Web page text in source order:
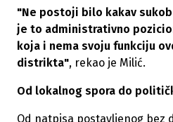
"Ne postoji bilo kakav
je to administrativno
koja i nema svoju funkciju
distrikta", rekao je Milić.
Od lokalnog spora do
Od natpisa postavljenog bez